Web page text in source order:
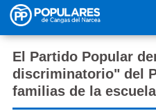
Pasar al contenido principal
El Partido Popular
discriminatorio" del
familias de la